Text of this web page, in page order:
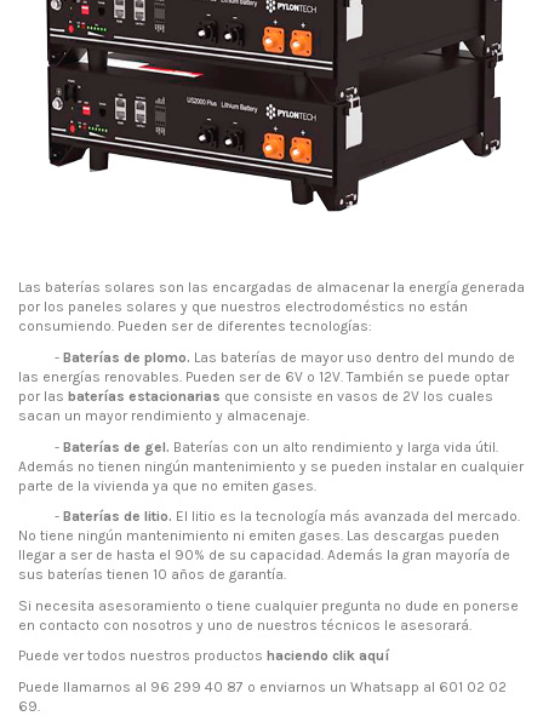
Las baterías solares son las encargadas de almacenar la energía generada
por los paneles solares y que nuestros electrodoméstics no están
consumiendo. Pueden ser de diferentes tecnologías:
- Baterías de plomo. Las baterías de mayor uso dentro del mundo de
las energías renovables. Pueden ser de 6V o 12V. También se puede optar
por las baterías estacionarias que consiste en vasos de 2V los cuales
sacan un mayor rendimiento y almacenaje.
- Baterías de gel. Baterías con un alto rendimiento y larga vida útil.
Además no tienen ningún mantenimiento y se pueden instalar en cualquier
parte de la vivienda ya que no emiten gases.
- Baterías de litio. El litio es la tecnología más avanzada del mercado.
No tiene ningún mantenimiento ni emiten gases. Las descargas pueden
llegar a ser de hasta el 90% de su capacidad. Además la gran mayoría de
sus baterías tienen 10 años de garantía.
Si necesita asesoramiento o tiene cualquier pregunta no dude en ponerse
en contacto con nosotros y uno de nuestros técnicos le asesorará.
Puede ver todos nuestros productos haciendo clik aquí
Puede llamarnos al 96 299 40 87 o enviarnos un Whatsapp al 601 02 02
69.